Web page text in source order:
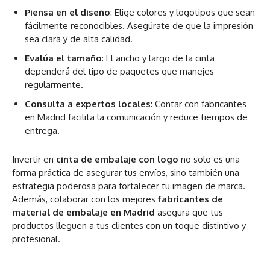
Piensa en el diseño: Elige colores y logotipos que sean
fácilmente reconocibles. Asegúrate de que la impresión
sea clara y de alta calidad.
Evalúa el tamaño: El ancho y largo de la cinta
dependerá del tipo de paquetes que manejes
regularmente.
Consulta a expertos locales: Contar con fabricantes
en Madrid facilita la comunicación y reduce tiempos de
entrega.
Invertir en cinta de embalaje con logo no solo es una
forma práctica de asegurar tus envíos, sino también una
estrategia poderosa para fortalecer tu imagen de marca.
Además, colaborar con los mejoresfabricantes de
material de embalaje en Madrid asegura que tus
productos lleguen a tus clientes con un toque distintivo y
profesional.